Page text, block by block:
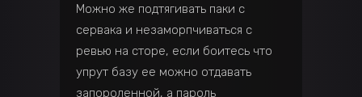
Можно же подтягивать паки с
сервака и незаморпчиваться с
ревью на сторе, если боитесь что
упрут базу ее можно отдавать
запороленной, а пароль